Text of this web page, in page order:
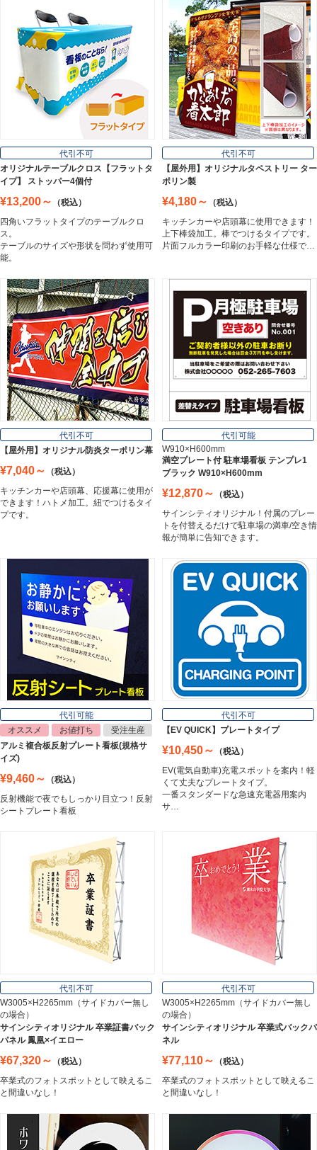
プレート看板
Plate Board
壁面看板
Wall Sign
フロアサイン／路面表示
Floor / Road Surface Sign
アルミ複合板
Aluminum Composite Board
スチレンボード
Styrene Board
板材
Board
フレーム／看板枠
Frame
Magnet Sheet
インクジェットメディア
Inkjet Media
看板照明
Lighting Equipment
トラスコ中山
Trusco Nakayama
インテリア
Interior
オフィス用品
Office Supplies
ステンレス切文字
Stainless Sign
エッチングプレート
代引不可
オリジナルテーブルクロス【フラットタ
イプ】 ストッパー4個付
¥13,200～
（税込）
四角いフラットタイプのテーブルクロ
ス。
テーブルのサイズや形状を問わず使用可
能。
代引不可
【屋外用】オリジナルタペストリー ター
ポリン製
¥4,180～
（税込）
キッチンカーや店頭幕に使用できます！
上下棒袋加工。棒でつけるタイプです。
片面フルカラー印刷のお手軽な仕様で…
代引不可
【屋外用】オリジナル防炎ターポリン幕
¥7,040～
（税込）
キッチンカーや店頭幕、応援幕に使用が
できます！ハトメ加工。紐でつけるタイ
プです。
代引可能
W910×H600mm
満空プレート付 駐車場看板 テンプレ1
ブラック W910×H600mm
¥12,870～
（税込）
サインシティオリジナル！付属のプレー
トを付替えるだけで駐車場の満車/空き情
報が簡単に告知できます。
代引可能
オススメ
お値打ち
受注生産
アルミ複合板反射プレート看板(規格サ
イズ)
¥9,460～
（税込）
反射機能で夜でもしっかり目立つ！反射
シートプレート看板
代引不可
【EV QUICK】プレートタイプ
¥10,450～
（税込）
EV(電気自動車)充電スポットを案内！軽
くて丈夫なプレートタイプ。
一番スタンダードな急速充電器用案内
サ…
代引不可
W3005×H2265mm（サイドカバー無し
の場合）
サインシティオリジナル 卒業証書バック
パネル 鳳凰×イエロー
¥67,320～
（税込）
卒業式のフォトスポットとして映えるこ
と間違いなし！
代引不可
W3005×H2265mm（サイドカバー無し
の場合）
サインシティオリジナル 卒業式バックパ
ネル
¥77,110～
（税込）
卒業式のフォトスポットとして映えるこ
と間違いなし！